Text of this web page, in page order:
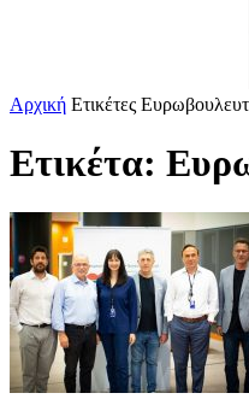
Αρχική Ετικέτες
Ετικέτα: